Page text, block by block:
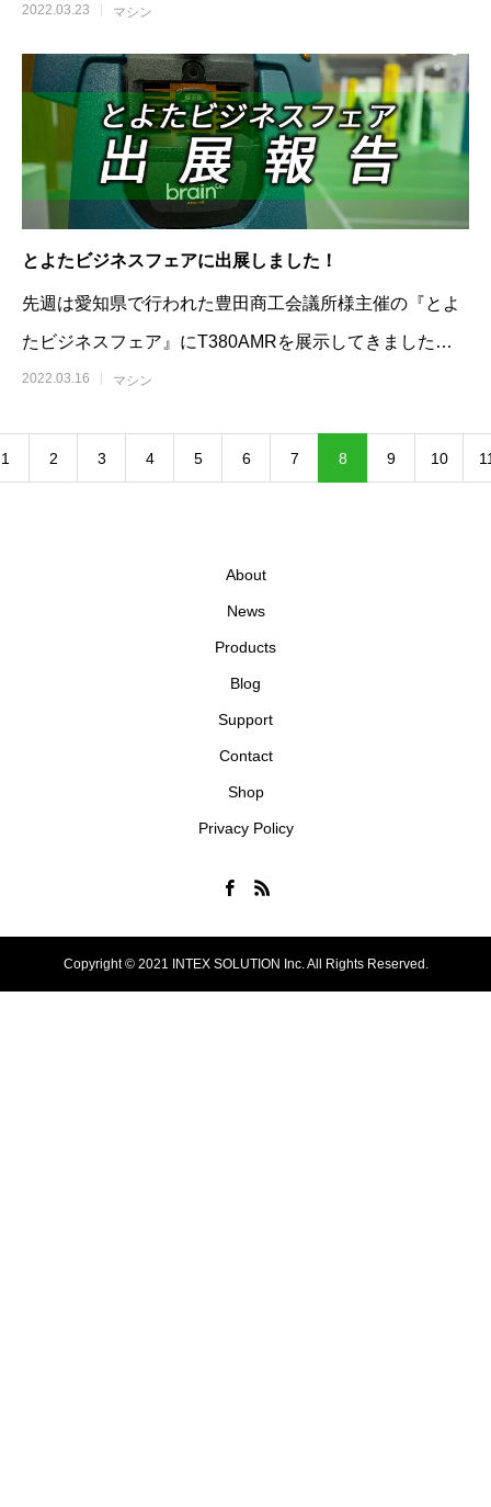
ン)という実証実験が行われています。
2022.03.23 マシン
とよたビジネスフェアに出展しました！
先週は愛知県で行われた豊田商工会議所様主催の『とよ
たビジネスフェア』にT380AMRを展示してきました！
これまではビルメンテナン
2022.03.16 マシン
1 2 3 4 5 6 7 8 9 10
About
News
Products
Blog
Support
Contact
Shop
Privacy Policy
Copyright © 2021 INTEX SOLUTION Inc. All Rights Reserved.